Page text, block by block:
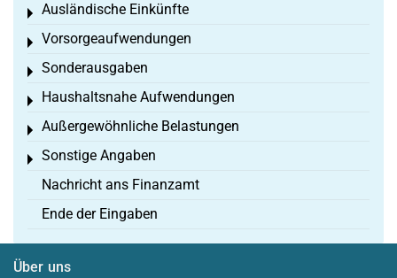
Ausländische Einkünfte
Toggle menu
Vorsorgeaufwendungen
Toggle menu
Sonderausgaben
Toggle menu
Haushaltsnahe Aufwendungen
Toggle menu
Außergewöhnliche Belastungen
Toggle menu
Sonstige Angaben
Toggle menu
Nachricht ans Finanzamt
Ende der Eingaben
Über uns